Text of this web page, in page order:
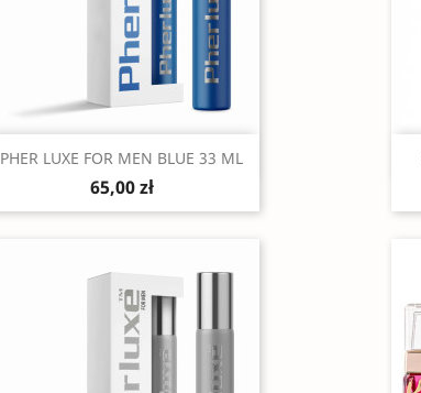
Szybki podgląd
PHER LUXE FOR MEN BLUE 33 ML
65,00 zł